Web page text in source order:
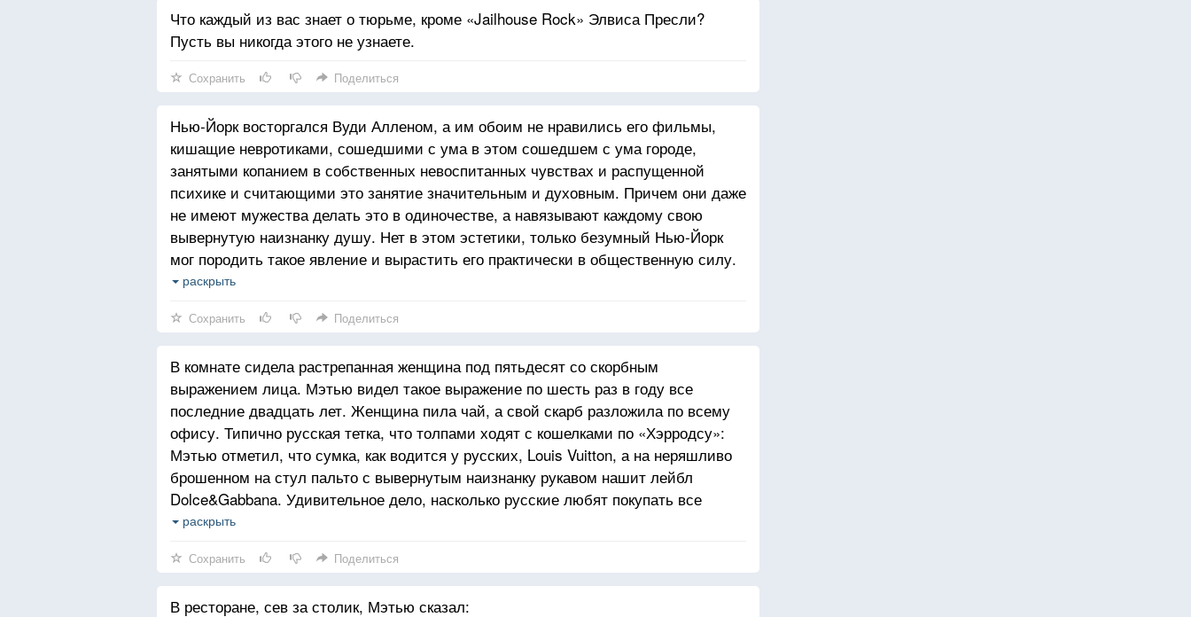
Что каждый из вас знает о тюрьме, кроме «Jailhouse Rock» Элвиса Пресли?
Пусть вы никогда этого не узнаете.
Сохранить Поделиться
Нью-Йорк восторгался Вуди Алленом, а им обоим не нравились его фильмы,
кишащие невротиками, сошедшими с ума в этом сошедшем с ума городе,
занятыми копанием в собственных невоспитанных чувствах и распущенной
психике и считающими это занятие значительным и духовным. Причем они даже
не имеют мужества делать это в одиночестве, а навязывают каждому свою
вывернутую наизнанку душу. Нет в этом эстетики, только безумный Нью-Йорк
мог породить такое явление и вырастить его практически в общественную силу.
Благополучие без корней и без многовековой культуры, люди носятся с собой
одного дерева, не взрастив многолетним трудом ни одного сада. Нация, убившая
Джона Леннона и считающая, что это тоже сойдет ей с рук
раскрыть
Сохранить Поделиться
В комнате сидела растрепанная женщина под пятьдесят со скорбным
выражением лица. Мэтью видел такое выражение по шесть раз в году все
последние двадцать лет. Женщина пила чай, а свой скарб разложила по всему
офису. Типично русская тетка, что толпами ходят с кошелками по «Хэрродсу»:
Мэтью отметил, что сумка, как водится у русских, Louis Vuitton, а на неряшливо
брошенном на стул пальто с вывернутым наизнанку рукавом нашит лейбл
Dolce&Gabbana. Удивительное дело, насколько русские любят покупать все
одинаковое, платят totally insane money только за брэнды и в результате все
раскрыть
Сохранить Поделиться
В ресторане, сев за столик, Мэтью сказал: